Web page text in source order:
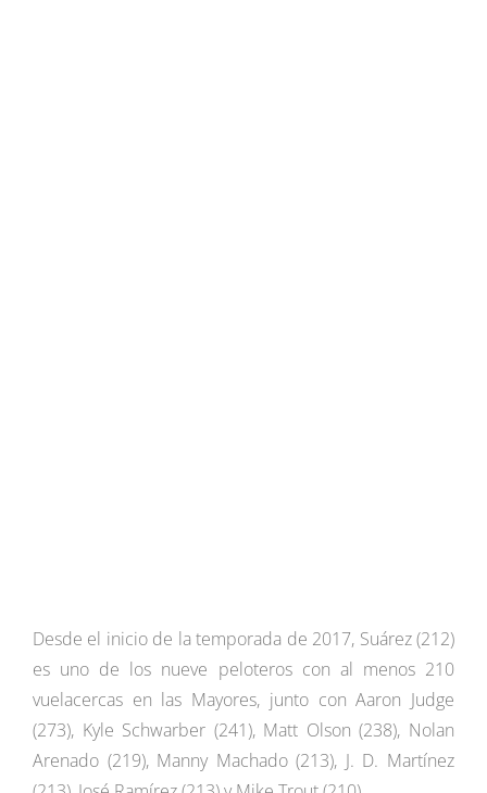
Desde el inicio de la temporada de 2017, Suárez (212)
es uno de los nueve peloteros con al menos 210
vuelacercas en las Mayores, junto con Aaron Judge
(273), Kyle Schwarber (241), Matt Olson (238), Nolan
Arenado (219), Manny Machado (213), J. D. Martínez